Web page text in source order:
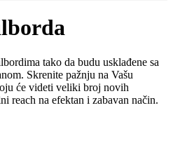
tako da budu usklađene sa
Skrenite pažnju na Vašu
će videti veliki broj novih
reach na efektan i zabavan način.